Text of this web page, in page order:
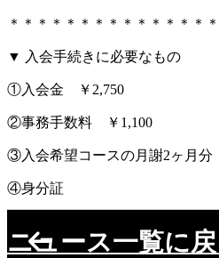
＊＊＊＊＊＊＊＊＊＊＊＊＊＊
▼ 入会手続きに必要なもの
①入会金 ￥2,750
②事務手数料 ￥1,100
③入会希望コースの月謝2ヶ月分
④身分証
ニュース一覧に